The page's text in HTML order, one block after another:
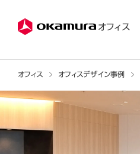
オフィス
オフィス オフィスデザイン事例